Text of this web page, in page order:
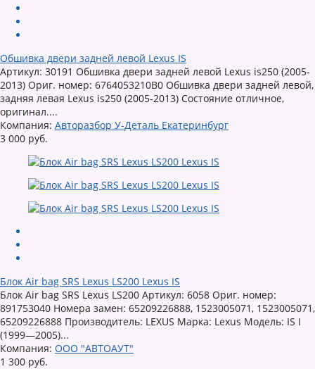
Обшивка двери задней левой Lexus IS
Артикул: 30191 Обшивка двери задней левой Lexus is250 (2005-
2013) Ориг. номер: 6764053210B0 Обшивка двери задней левой,
задняя левая Lexus is250 (2005-2013) Состояние отличное,
оригинал....
Компания: Авторазбор У-Деталь Екатеринбург
3 000 руб.
Блок Air bag SRS Lexus LS200 Lexus IS
Блок Air bag SRS Lexus LS200 Артикул: 6058 Ориг. номер:
891753040 Номера замен: 65209226888, 1523005071, 1523005071,
65209226888 Производитель: LEXUS Марка: Lexus Модель: IS I
(1999—2005)...
Компания: ООО "АВТОАУТ"
1 300 руб.